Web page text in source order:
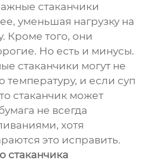
стаканчики
уменьшая нагрузку на
Кроме того, они
Но есть и минусы.
стаканчики могут не
температуру, и если суп
стаканчик может
не всегда
хотя
это исправить.
стаканчика